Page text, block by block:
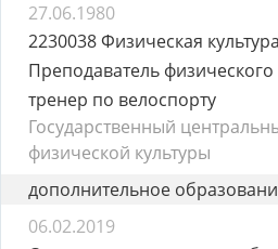
27.06.1980
2230038 Физическая
Преподаватель
тренер по велоспорту
Государственный
физической культуры
дополнительное
06.02.2019